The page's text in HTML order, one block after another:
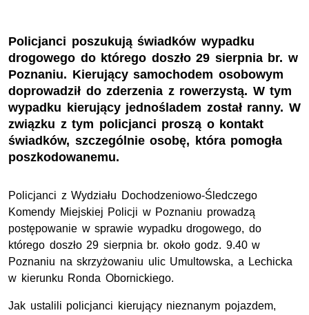
Policjanci poszukują świadków wypadku
drogowego do którego doszło 29 sierpnia br. w
Poznaniu. Kierujący samochodem osobowym
doprowadził do zderzenia z rowerzystą. W tym
wypadku kierujący jednośladem został ranny. W
związku z tym policjanci proszą o kontakt
świadków, szczególnie osobę, która pomogła
poszkodowanemu.
Policjanci z Wydziału Dochodzeniowo-Śledczego
Komendy Miejskiej Policji w Poznaniu prowadzą
postępowanie w sprawie wypadku drogowego, do
którego doszło 29 sierpnia br. około godz. 9.40 w
Poznaniu na skrzyżowaniu ulic Umultowska, a Lechicka
w kierunku Ronda Obornickiego.
Jak ustalili policjanci kierujący nieznanym pojazdem,